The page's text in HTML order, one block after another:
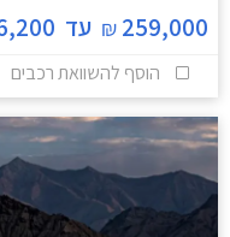
259,000
₪ עד
הוסף להשוואת רכבים